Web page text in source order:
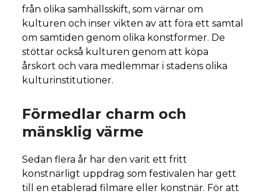
från olika samhällsskift, som värnar om
kulturen och inser vikten av att föra ett samtal
om samtiden genom olika konstformer. De
stöttar också kulturen genom att köpa
årskort och vara medlemmar i stadens olika
kulturinstitutioner.
Förmedlar charm och
mänsklig värme
Sedan flera år har den varit ett fritt
konstnärligt uppdrag som festivalen har gett
till en etablerad filmare eller konstnär. För att